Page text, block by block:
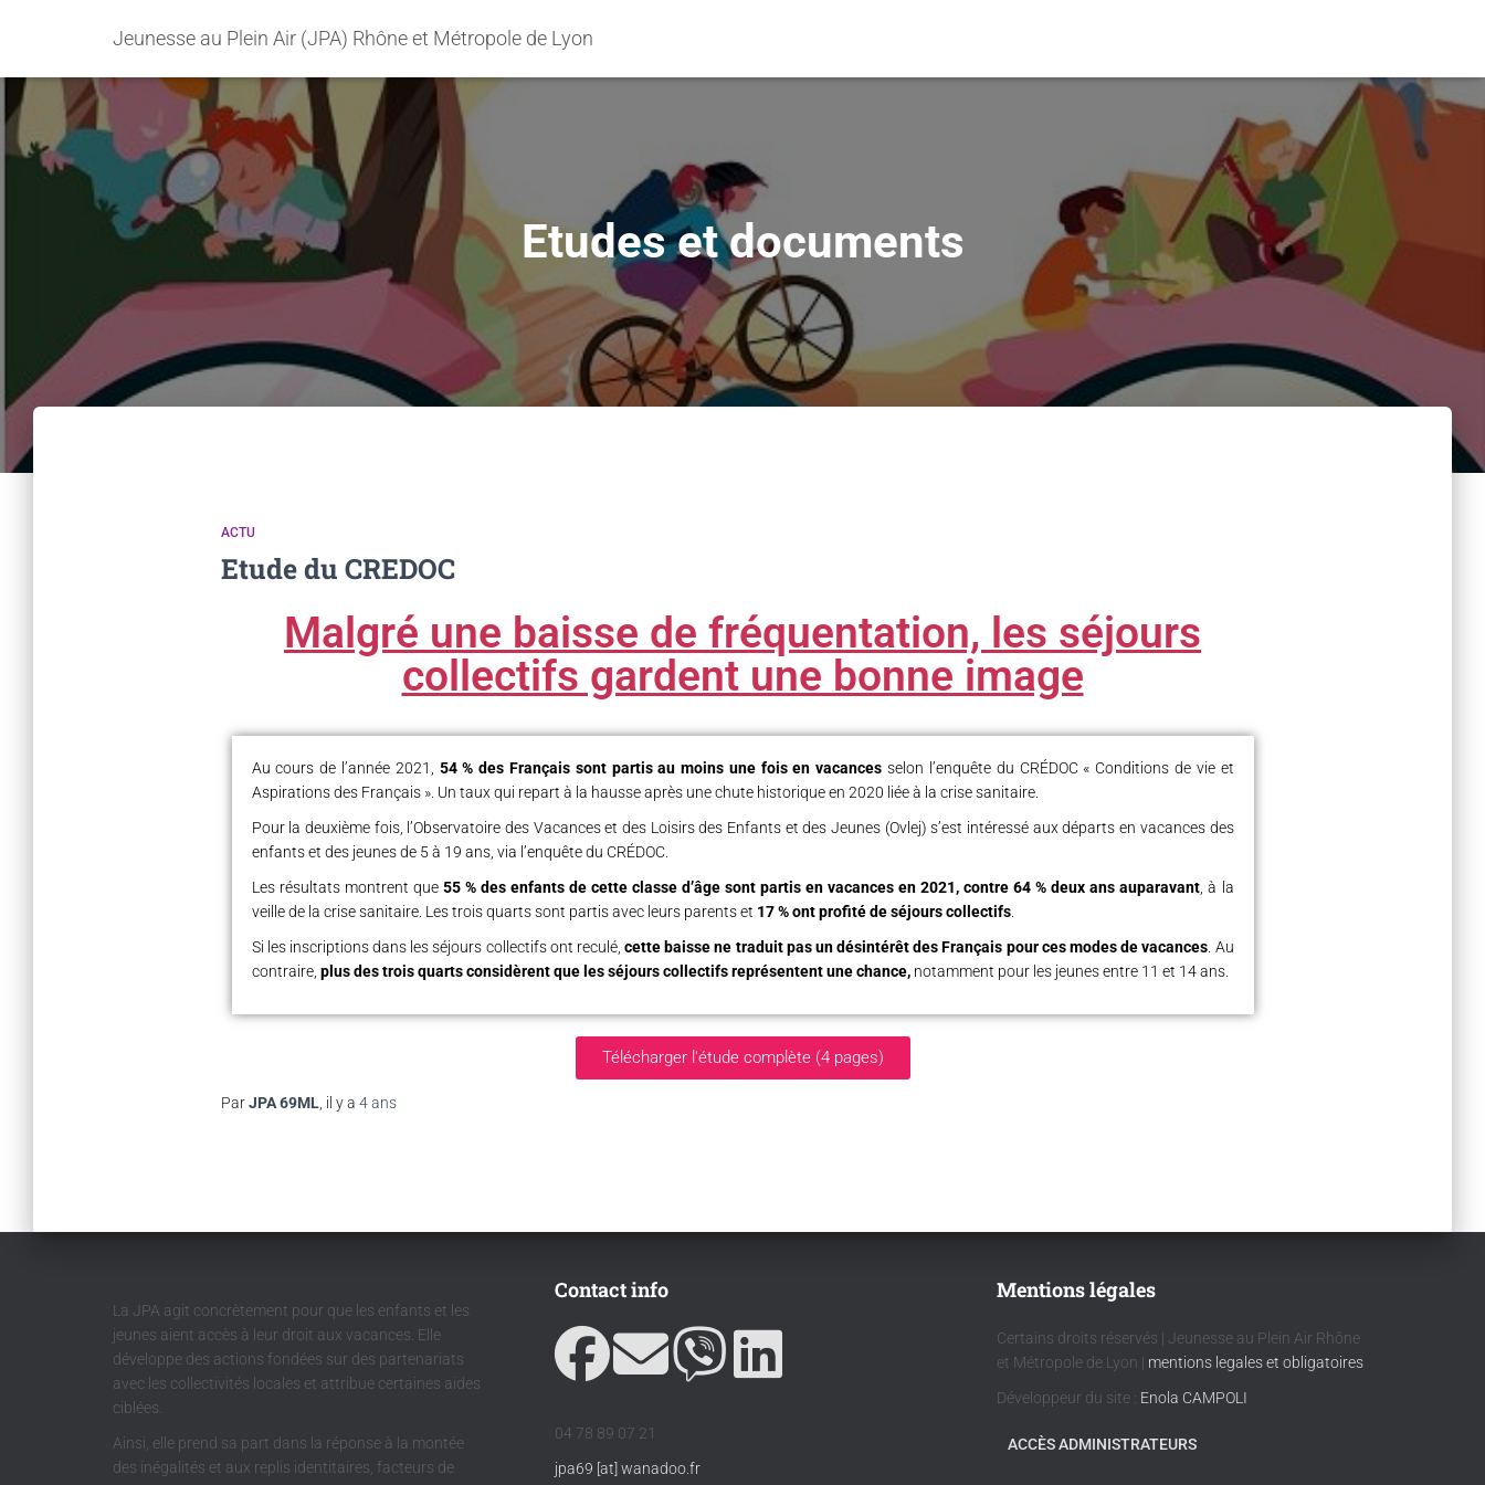
Jeunesse au Plein Air (JPA) Rhône et Métropole de Lyon
Etudes et documents
ACTU
Etude du CREDOC
Malgré une baisse de fréquentation, les séjours
collectifs gardent une bonne image
Au cours de l’année 2021, 54 % des Français sont partis au moins une fois en vacances selon l’enquête du CRÉDOC « Conditions de vie et
Aspirations des Français ». Un taux qui repart à la hausse après une chute historique en 2020 liée à la crise sanitaire.
Pour la deuxième fois, l’Observatoire des Vacances et des Loisirs des Enfants et des Jeunes (Ovlej) s’est intéressé aux départs en vacances des
enfants et des jeunes de 5 à 19 ans, via l’enquête du CRÉDOC.
Les résultats montrent que 55 % des enfants de cette classe d’âge sont partis en vacances en 2021, contre 64 % deux ans auparavant , à la
veille de la crise sanitaire. Les trois quarts sont partis avec leurs parents et 17 % ont profité de séjours collectifs.
Si les inscriptions dans les séjours collectifs ont reculé,cette baisse ne traduit pas un désintérêt des Français pour ces modes de vacances . Au
contraire, plus des trois quarts considèrent que les séjours collectifs représentent une chance,notamment pour les jeunes entre 11 et 14 ans.
Télécharger l'étude complète (4 pages)
ParJPA 69ML, il y a 4 ans
La JPA agit concrètement pour que les enfants et les
jeunes aient accès à leur droit aux vacances. Elle
développe des actions fondées sur des partenariats
avec les collectivités locales et attribue certaines aides
ciblées.
Ainsi, elle prend sa part dans la réponse à la montée
des inégalités et aux replis identitaires, facteurs de
Contact info
04 78 89 07 21
jpa69 [at] wanadoo.fr
Mentions légales
Certains droits réservés | Jeunesse au Plein Air Rhône
et Métropole de Lyon | mentions legales et obligatoires
Développeur du site : Enola CAMPOLI
ACCÈS ADMINISTRATEURS